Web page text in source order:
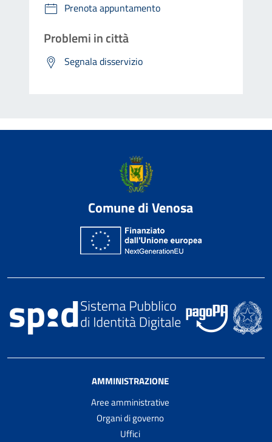
Prenota appuntamento
Problemi in città
Segnala disservizio
Comune di Venosa
AMMINISTRAZIONE
Aree amministrative
Organi di governo
Uffici